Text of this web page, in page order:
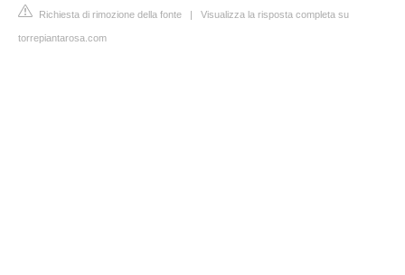
Richiesta di rimozione della fonte | Visualizza la risposta completa su
torrepiantarosa.com